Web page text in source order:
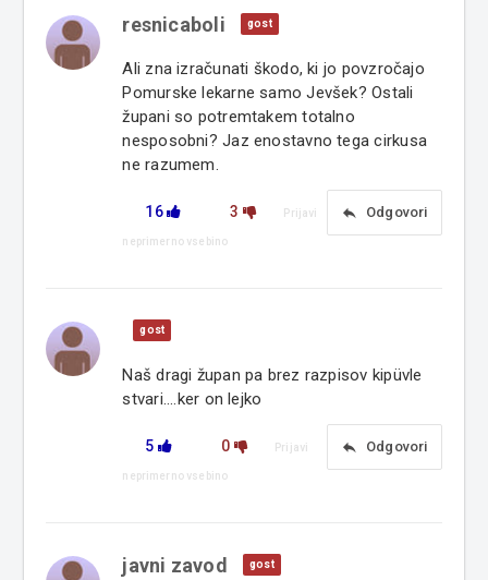
resnicaboli gost
Ali zna izračunati škodo, ki jo povzročajo
Pomurske lekarne samo Jevšek? Ostali
župani so potremtakem totalno
nesposobni? Jaz enostavno tega cirkusa
ne razumem.
16 3 reply Odgovori
Prijavi
neprimerno vsebino
gost
Naš dragi župan pa brez razpisov kipüvle
stvari....ker on lejko
5 0 reply Odgovori
Prijavi
neprimerno vsebino
javni zavod gost